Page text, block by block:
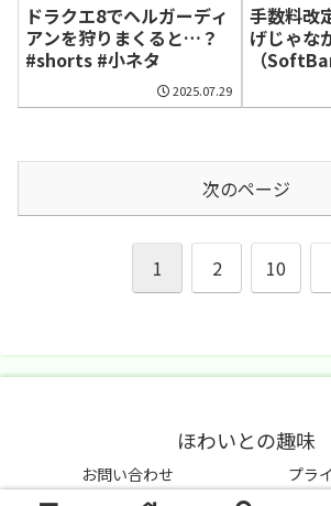
ドラクエ8でヘルガーディ
アンを狩りまくると…？
#shorts #小ネタ
2025.07.29
手数料改
げじゃな
（
次のページ
1 2 10
ほわいとの趣味
お問い合わせ
プラ